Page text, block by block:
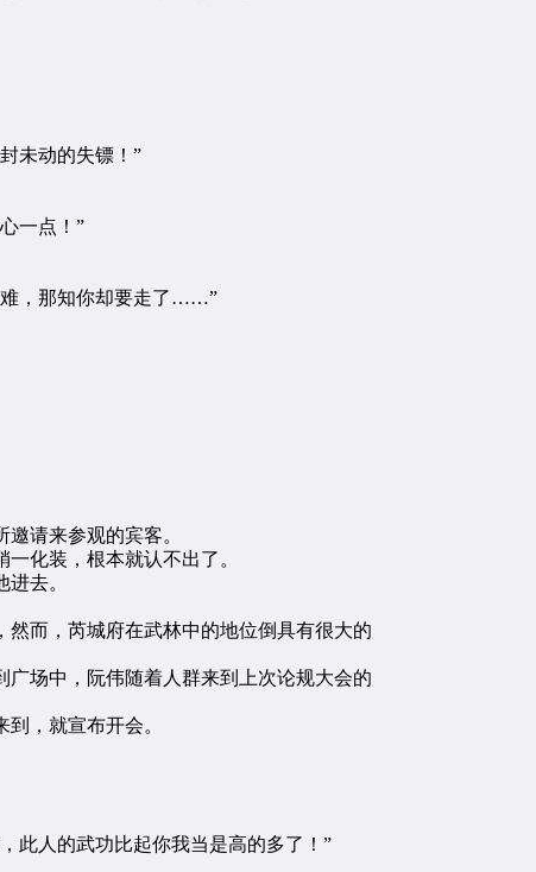
未动的失镖！”
一点！”
，那知你却要走了……”
请来参观的宾客。
化装，根本就认不出了。
去。
而，芮城府在武林中的地位倒具有很大的
场中，阮伟随着人群来到上次论规大会的
，就宣布开会。
此人的武功比起你我当是高的多了！”